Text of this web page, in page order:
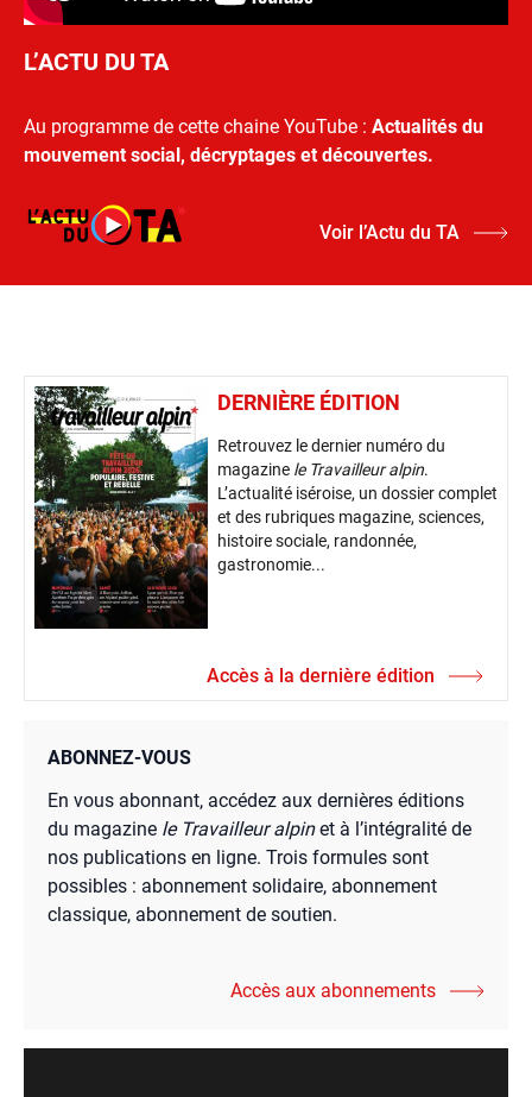
L’ACTU DU TA
Au programme de cette chaine YouTube : Actualités du
mouvement social, décryptages et découvertes.
Voir l’Actu du TA
DERNIÈRE ÉDITION
Retrouvez le dernier numéro du
magazine le Travailleur alpin.
L’actualité iséroise, un dossier complet
et des rubriques magazine, sciences,
histoire sociale, randonnée,
gastronomie...
Accès à la dernière édition
ABONNEZ-VOUS
En vous abonnant, accédez aux dernières éditions
du magazine le Travailleur alpinet à l’intégralité de
nos publications en ligne. Trois formules sont
possibles : abonnement solidaire, abonnement
classique, abonnement de soutien.
Accès aux abonnements